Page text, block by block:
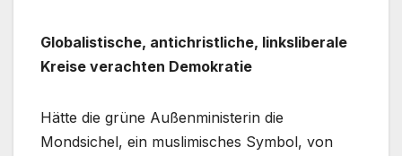
Globalistische, antichristliche, linksliberale
Kreise verachten Demokratie
Hätte die grüne Außenministerin die
Mondsichel, ein muslimisches Symbol, von